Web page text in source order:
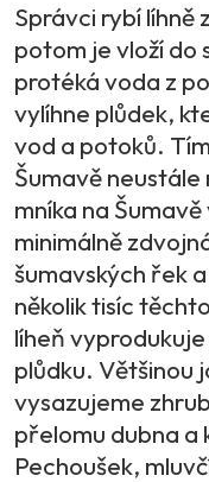
Správci rybí líhně
potom je vloží do
protéká voda z
vylíhne plůdek,
vod a potoků.
Šumavě
mníka na
minimálně
šumavských řek
několik tisíc
líheň
plůdku. Většinou
vysazujeme
přelomu dubna a
Pechoušek,